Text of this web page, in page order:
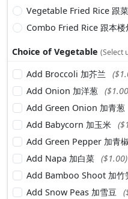
Vegetable Fried Rice 跟
Combo Fried Rice 跟本楼
Choice of Vegetable (Select
Add Broccoli 加芥兰
Add Onion 加洋葱
Add Green Onion 加青葱
Add Babycorn 加玉米
Add Green Pepper 加青椒
Add Napa 加白菜 ($1.00)
Add Bamboo Shoot 加竹
Add Snow Peas 加雪豆